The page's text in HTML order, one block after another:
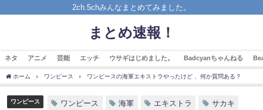
2ch.5chみんなまとめてみました。
まとめ速報！
ネタ アニメ 芸能 エッチ ウサギはじめました。 Badcyanちゃんねる
ホーム ワンピース ワンピースの海軍エキストラやったけど 、何か質問ある？
ワンピース ワンピース 海軍 エキストラ サカキ